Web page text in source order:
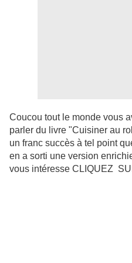
Coucou tout le monde vous
parler du livre "Cuisiner au
un franc succès à tel point
en a sorti une version
vous intéresse CLIQUEZ